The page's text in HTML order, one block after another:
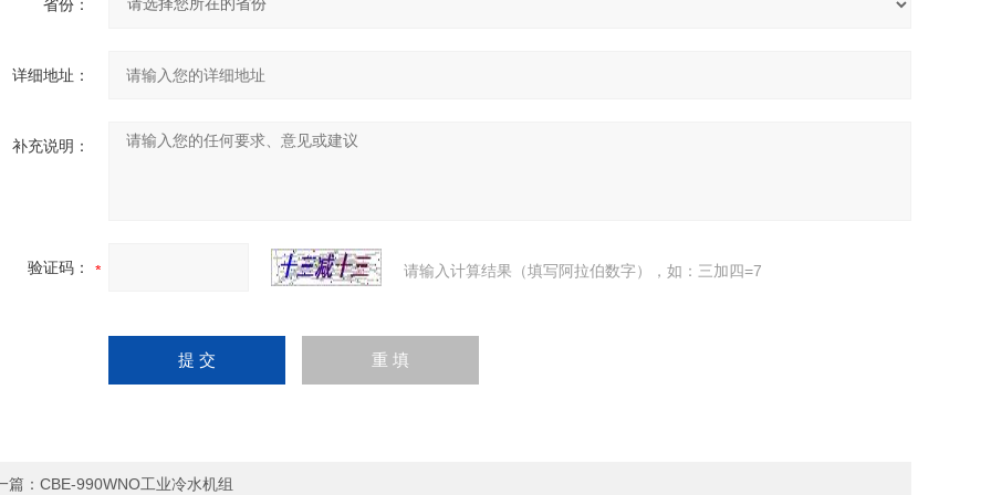
省份：
详细地址：
补充说明：
验证码： 请输入计算结果（填写阿拉伯数字），如：三加四=7
篇： CBE-990WNO工业冷水机组